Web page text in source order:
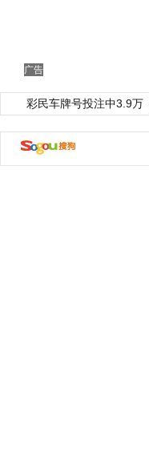
广告
彩民车牌号投注中3.9万